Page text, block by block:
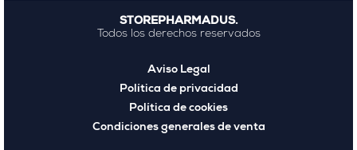
STOREPHARMADUS.
Todos los derechos reservados
Aviso Legal
Política de privacidad
Política de cookies
Condiciones generales de venta